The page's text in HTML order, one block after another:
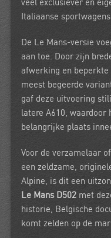
veel exclusiever en
Italiaanse
De Le Mans-versie
aan toe. Door zijn
afwerking en beperkte
meest begeerde
gaf deze uitvoering
latere A610, waardoor
belangrijke plaats
Voor de verzamelaar
een zeldzame,
Alpine, is dit een
Le Mans D502 met
historie, Belgische
komt zelden op de